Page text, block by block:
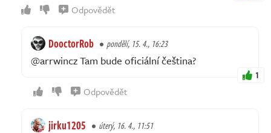
Odpovědět
DooctorRob pondělí, 15. 4., 16:23
@arrwincz Tam bude oficiální čeština?
1
Odpovědět
jirku1205 úterý, 16. 4., 11:51